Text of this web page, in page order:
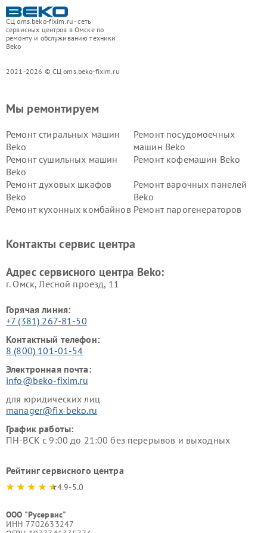
СЦ oms.beko-fixim.ru - сеть
сервисных центров в Омске по
ремонту и обслуживанию техники
Beko
2021-2026 © СЦ oms.beko-fixim.ru
Мы ремонтируем
Ремонт стиральных машин
Beko
Ремонт посудомоечных
машин Beko
Ремонт сушильных машин
Beko
Ремонт кофемашин Beko
Ремонт духовых шкафов
Beko
Ремонт варочных панелей
Beko
Ремонт кухонных комбайнов Ремонт парогенераторов
Ремонт холодильников Beko Ремонт морозильных камер
Контакты сервис центра
Адрес сервисного центра Beko:
г. Омск, ​Лесной проезд, 11
Горячая линия:
+7 (381) 267-81-50
Контактный телефон:
8 (800) 101-01-54
Электронная почта:
info@beko-fixim.ru
для юридических лиц
manager@fix-beko.ru
График работы:
ПН-ВСК с 9:00 до 21:00 без перерывов и выходных
Рейтинг сервисного центра
4.9-5.0
ООО "Русервис"
ИНН 7702633247